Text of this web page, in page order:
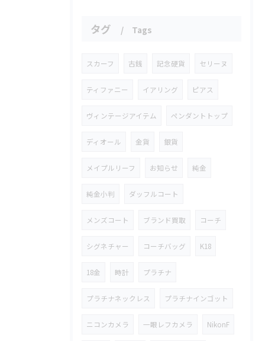
タグ Tags
スカーフ 古銭 記念硬貨 セリーヌ
ティファニー イアリング ピアス
ヴィンテージアイテム ペンダントトップ
ディオール 金貨 銀貨
メイプルリーフ お知らせ 純金
純金小判 ダッフルコート
メンズコート ブランド買取 コーチ
シグネチャー コーチバッグ K18
18金 時計 プラチナ
プラチナネックレス プラチナインゴット
ニコンカメラ 一眼レフカメラ NikonF